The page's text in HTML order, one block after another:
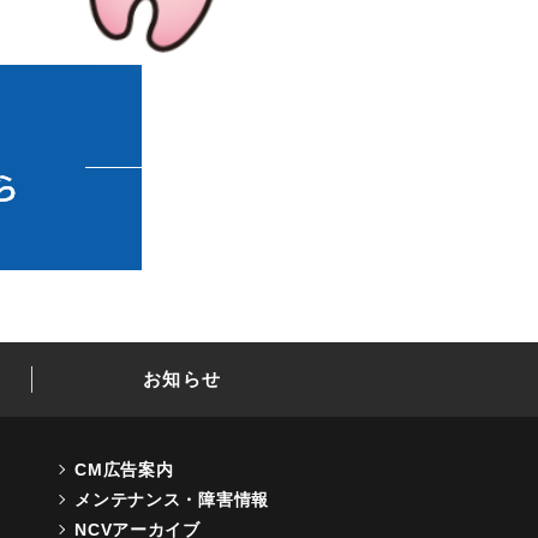
お知らせ
CM広告案内
メンテナンス・障害情報
NCVアーカイブ